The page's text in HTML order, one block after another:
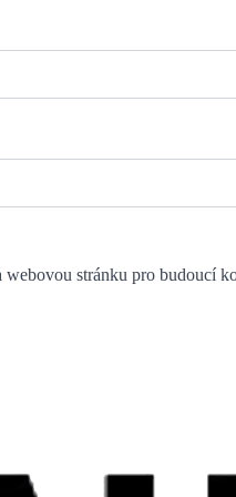
stránku pro budoucí